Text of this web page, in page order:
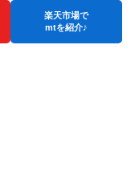
楽天市場で
mtを紹介♪